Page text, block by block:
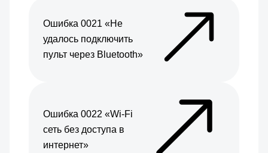
Ошибка 0021 «Не
удалось подключить
пульт через Bluetooth»
Ошибка 0022 «Wi-Fi
сеть без доступа в
интернет»